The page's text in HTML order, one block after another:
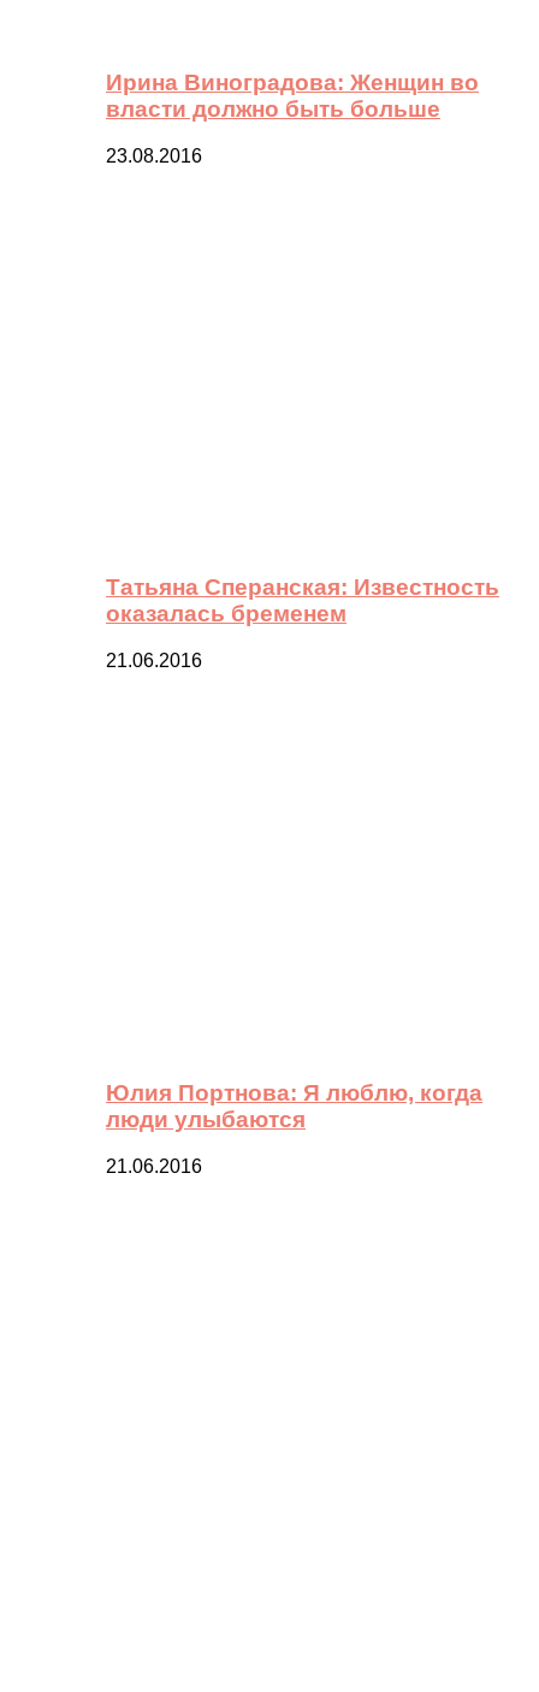
Ирина Виноградова: Женщин во
власти должно быть больше
23.08.2016
Татьяна Сперанская: Известность
оказалась бременем
21.06.2016
Юлия Портнова: Я люблю, когда
люди улыбаются
21.06.2016